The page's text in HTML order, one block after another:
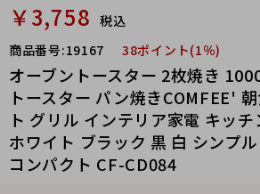
￥3,758 税込
商品番号:19167 38ポイント(1％)
オーブントースター 2枚焼き
トースター パン焼きCOMFEE'
ト グリル インテリア家電 キッ
ホワイト ブラック 黒 白 シンプ
コンパクト CF-CD084